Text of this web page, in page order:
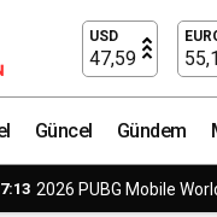
USD
47,59
Güncel Gündem
2026 PUBG Mobile
Kırıldığını